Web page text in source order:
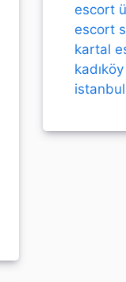
escort
escort
kartal